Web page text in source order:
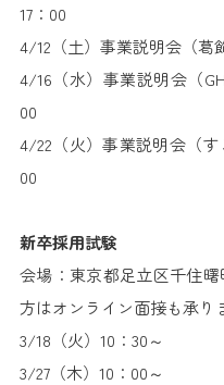
17：00
4/12（土）事業説明会（葛
4/16（水）事業説明会（
00
4/22（火）事業説明会（す
00
新卒採用試験
会場：東京都足立区千住
方はオンライン面接も承り
3/18（火）10：30～
3/27（木）10：00～